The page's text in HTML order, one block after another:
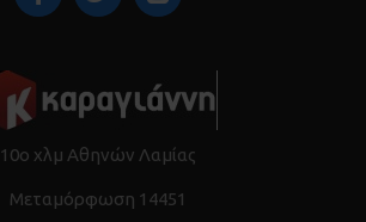
10ο χλμ Αθηνών Λαμίας
Μεταμόρφωση 14451